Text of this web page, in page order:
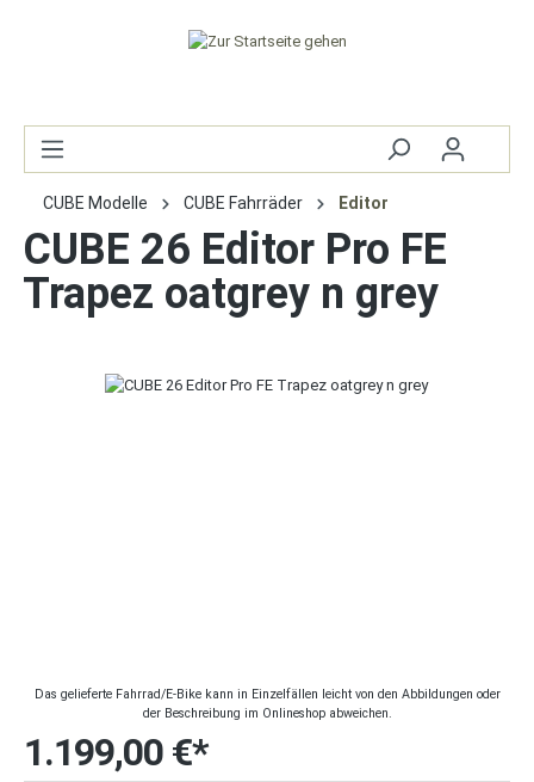
CUBE Modelle CUBE Fahrräder Editor
CUBE 26 Editor Pro FE
Trapez oatgrey n grey
Das gelieferte Fahrrad/E-Bike kann in Einzelfällen leicht von den Abbildungen oder
der Beschreibung im Onlineshop abweichen.
1.199,00 €*